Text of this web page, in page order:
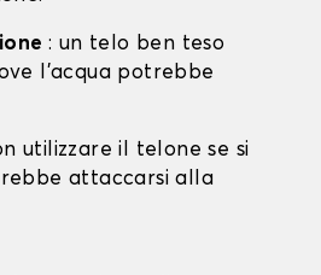
: un telo ben teso
l'acqua potrebbe
utilizzare il telone se si
attaccarsi alla